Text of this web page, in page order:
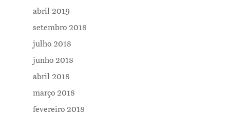
abril 2019
setembro 2018
julho 2018
junho 2018
abril 2018
março 2018
fevereiro 2018